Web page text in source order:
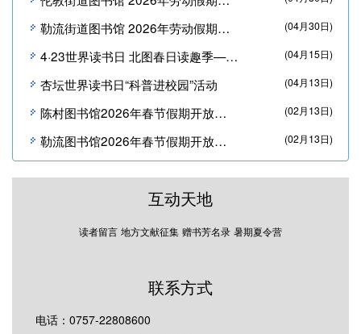
勒流街道图书馆 2026年劳动假期开放时间通知 (04月30日)
4·23世界读书日 北图春日读趣季——我在北图与你共读 (04月15日)
杏坛世界读书日“科普进校园”活动 (04月13日)
陈村图书馆2026年春节假期开放时间通知 (02月13日)
勒流图书馆2026年春节假期开放时间通知 (02月13日)
互动天地
读者留言 地方文献征集 赠书芳名录 暑期夏令营
联系方式
电话：0757-22808600